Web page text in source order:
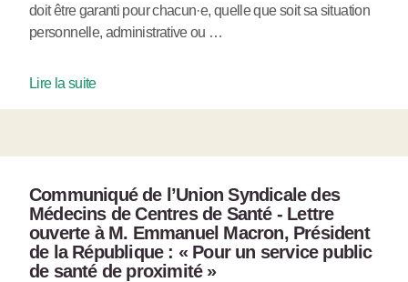
doit être garanti pour chacun·e, quelle que soit sa situation
personnelle, administrative ou …
Lire la suite
Communiqué de l’Union Syndicale des
Médecins de Centres de Santé - Lettre
ouverte à M. Emmanuel Macron, Président
de la République : « Pour un service public
de santé de proximité »